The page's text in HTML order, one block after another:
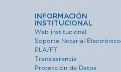
INFORMACIÓN
INSTITUCIONAL
Web institucional
Soporte Notarial Electrónico
PLA/FT
Transparencia
Protección de Datos